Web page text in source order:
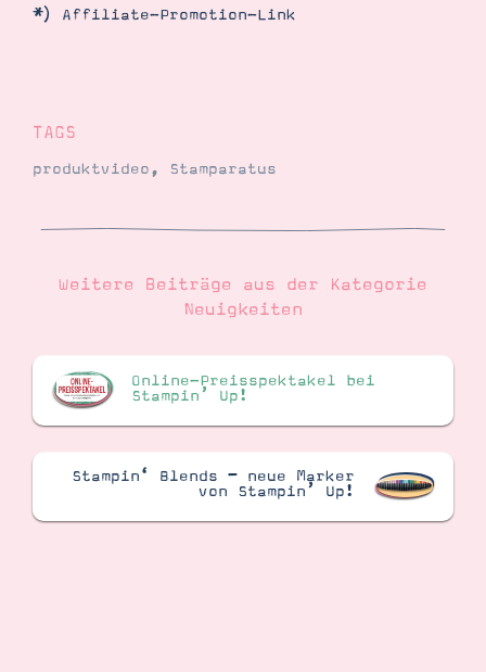
*) Affiliate-Promotion-Link
TAGS
produktvideo, Stamparatus
Weitere Beiträge aus der Kategorie
Neuigkeiten
Online-Preisspektakel bei
Stampin’ Up!
Stampin‘ Blends – neue Marker
von Stampin’ Up!